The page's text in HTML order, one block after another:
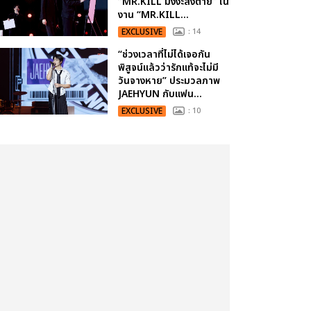
งาน “MR.KILL...
EXCLUSIVE : 14
“ช่วงเวลาที่ไม่ได้เจอกัน
พิสูจน์แล้วว่ารักแท้จะไม่มี
วันจางหาย” ประมวลภาพ
JAEHYUN กับแฟน...
EXCLUSIVE : 10